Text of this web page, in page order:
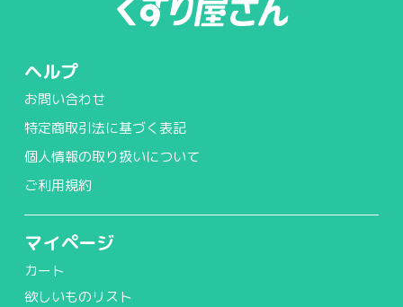
ヘルプ
お問い合わせ
特定商取引法に基づく表記
個人情報の取り扱いについて
ご利用規約
マイページ
カート
欲しいものリスト